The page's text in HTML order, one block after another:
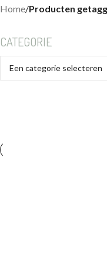
Home/Producten
CATEGORIE